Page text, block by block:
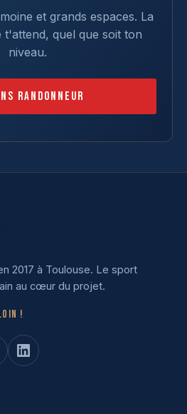
et grands espaces. La
t'attend, quel que soit ton
niveau.
randonneur
2017 à Toulouse. Le sport
au cœur du projet.
!